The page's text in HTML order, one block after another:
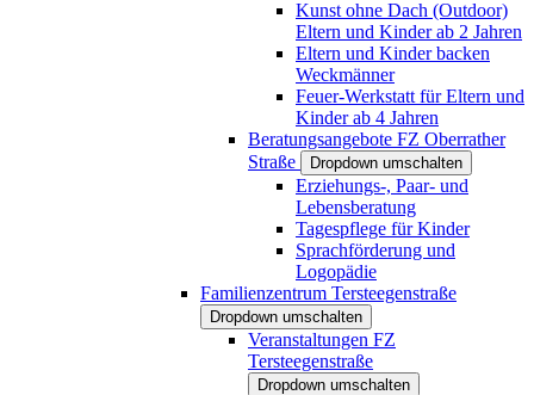
Kunst ohne Dach (Outdoor)
Eltern und Kinder ab 2 Jahren
Eltern und Kinder backen
Weckmänner
Feuer-Werkstatt für Eltern und
Kinder ab 4 Jahren
Beratungsangebote FZ Oberrather
Straße
Dropdown umschalten
Erziehungs-, Paar- und
Lebensberatung
Tagespflege für Kinder
Sprachförderung und
Logopädie
Familienzentrum Tersteegenstraße
Dropdown umschalten
Veranstaltungen FZ
Tersteegenstraße
Dropdown umschalten